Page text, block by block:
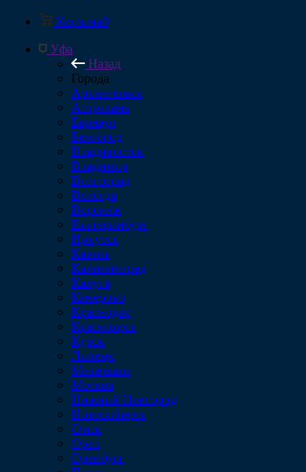
Корзина0
Уфа
Назад
Города
Архангельск
Астрахань
Барнаул
Белгород
Владивосток
Владимир
Волгоград
Вологда
Воронеж
Екатеринбург
Иркутск
Казань
Калининград
Калуга
Кемерово
Краснодар
Красноярск
Курск
Липецк
Махачкала
Москва
Нижний Новгород
Новосибирск
Омск
Орел
Оренбург